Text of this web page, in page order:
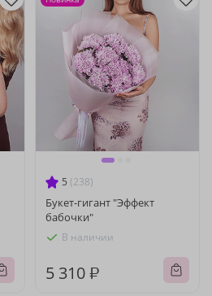
5 (238)
Букет-гигант "Эффект
бабочки"
В наличии
5 310 ₽